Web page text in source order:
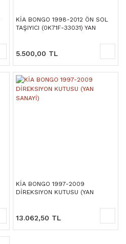
KİA BONGO 1998-2012 ÖN SOL
TAŞIYICI (0K71F-33031) YAN
5.500,00 TL
KİA BONGO 1997-2009
DİREKSIYON KUTUSU (YAN
13.062,50 TL